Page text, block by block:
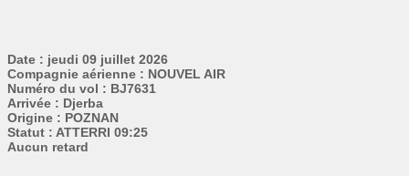
Date : jeudi 09 juillet 2026
Compagnie aérienne : NOUVEL AIR
Numéro du vol : BJ7631
Arrivée : Djerba
Origine : POZNAN
Statut : ATTERRI 09:25
Aucun retard